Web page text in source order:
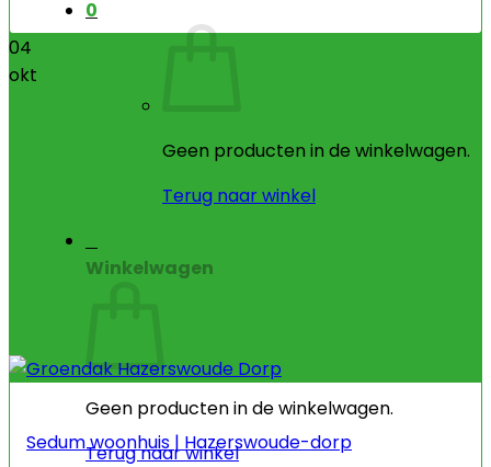
0
Geen producten in de winkelwagen.
Terug naar winkel
Winkelwagen
Geen producten in de winkelwagen.
Terug naar winkel
04
okt
Sedum woonhuis | Hazerswoude-dorp